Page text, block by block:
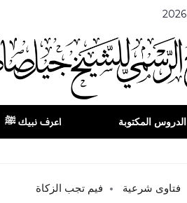
الدروس المكتوبة اعرف نبيك ﷺ
فتاوى شرعية فيم تجب الزكاة